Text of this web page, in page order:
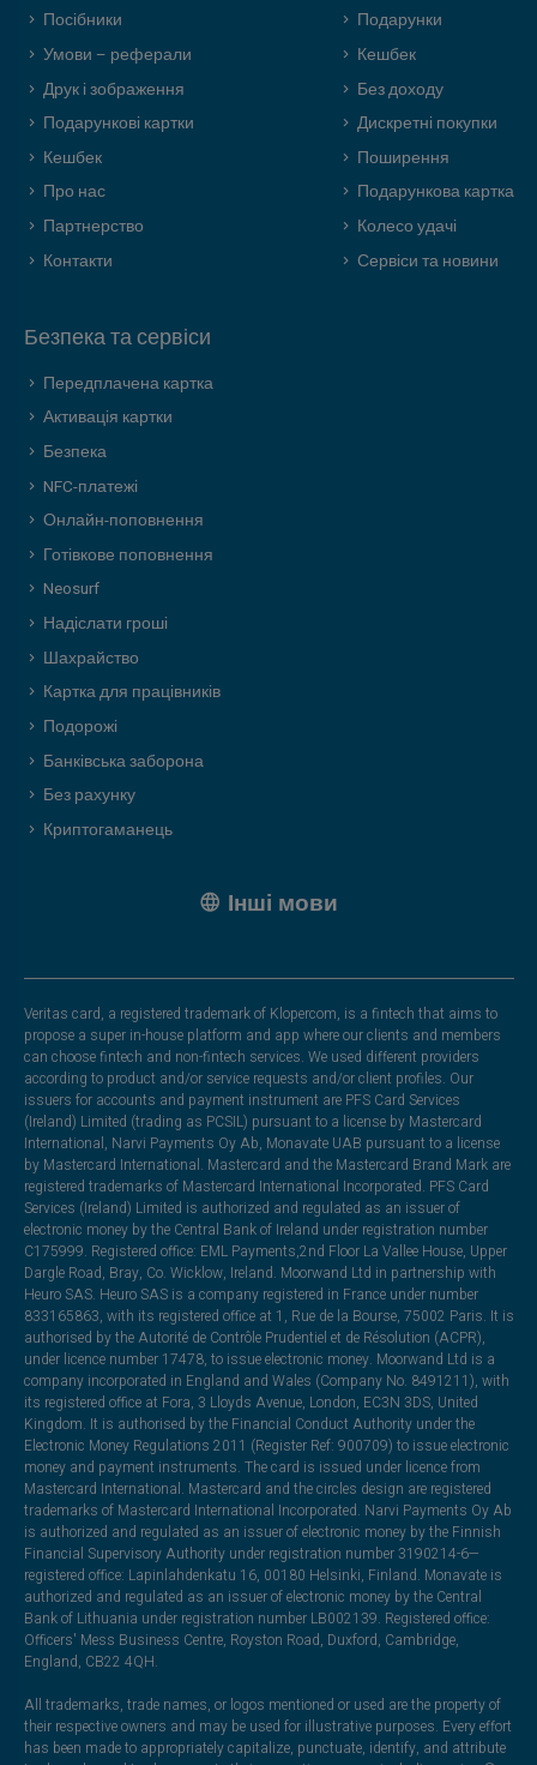
Посібники
Умови – реферали
Друк і зображення
Подарункові картки
Кешбек
Про нас
Партнерство
Контакти
Подарунки
Кешбек
Без доходу
Дискретні покупки
Поширення
Подарункова картка
Колесо удачі
Сервіси та новини
Безпека та сервіси
Передплачена картка
Активація картки
Безпека
NFC-платежі
Онлайн-поповнення
Готівкове поповнення
Neosurf
Надіслати гроші
Шахрайство
Картка для працівників
Подорожі
Банківська заборона
Без рахунку
Криптогаманець
Інші мови
Veritas card, a registered trademark of Klopercom, is a fintech that aims to
propose a super in-house platform and app where our clients and members
can choose fintech and non-fintech services. We used different providers
according to product and/or service requests and/or client profiles. Our
issuers for accounts and payment instrument are PFS Card Services
(Ireland) Limited (trading as PCSIL) pursuant to a license by Mastercard
International, Narvi Payments Oy Ab, Monavate UAB pursuant to a license
by Mastercard International. Mastercard and the Mastercard Brand Mark are
registered trademarks of Mastercard International Incorporated. PFS Card
Services (Ireland) Limited is authorized and regulated as an issuer of
electronic money by the Central Bank of Ireland under registration number
C175999. Registered office: EML Payments,2nd Floor La Vallee House, Upper
Dargle Road, Bray, Co. Wicklow, Ireland. Moorwand Ltd in partnership with
Heuro SAS. Heuro SAS is a company registered in France under number
833165863, with its registered office at 1, Rue de la Bourse, 75002 Paris. It is
authorised by the Autorité de Contrôle Prudentiel et de Résolution (ACPR),
under licence number 17478, to issue electronic money. Moorwand Ltd is a
company incorporated in England and Wales (Company No. 8491211), with
its registered office at Fora, 3 Lloyds Avenue, London, EC3N 3DS, United
Kingdom. It is authorised by the Financial Conduct Authority under the
Electronic Money Regulations 2011 (Register Ref: 900709) to issue electronic
money and payment instruments. The card is issued under licence from
Mastercard International. Mastercard and the circles design are registered
trademarks of Mastercard International Incorporated. Narvi Payments Oy Ab
is authorized and regulated as an issuer of electronic money by the Finnish
Financial Supervisory Authority under registration number 3190214-6—
registered office: Lapinlahdenkatu 16, 00180 Helsinki, Finland. Monavate is
authorized and regulated as an issuer of electronic money by the Central
Bank of Lithuania under registration number LB002139. Registered office:
Officers' Mess Business Centre, Royston Road, Duxford, Cambridge,
England, CB22 4QH.
All trademarks, trade names, or logos mentioned or used are the property of
their respective owners and may be used for illustrative purposes. Every effort
has been made to appropriately capitalize, punctuate, identify, and attribute